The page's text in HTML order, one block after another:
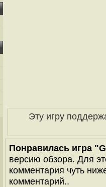
Эту игру
Понравилась игра
версию обзора. Для
комментария чуть
комментарий..